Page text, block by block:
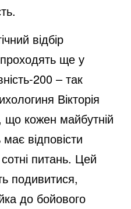
відбір
проходять ще у
200 – так
Вікторія
що кожен майбутній
відповісти
питань. Цей
подивитися,
до бойового